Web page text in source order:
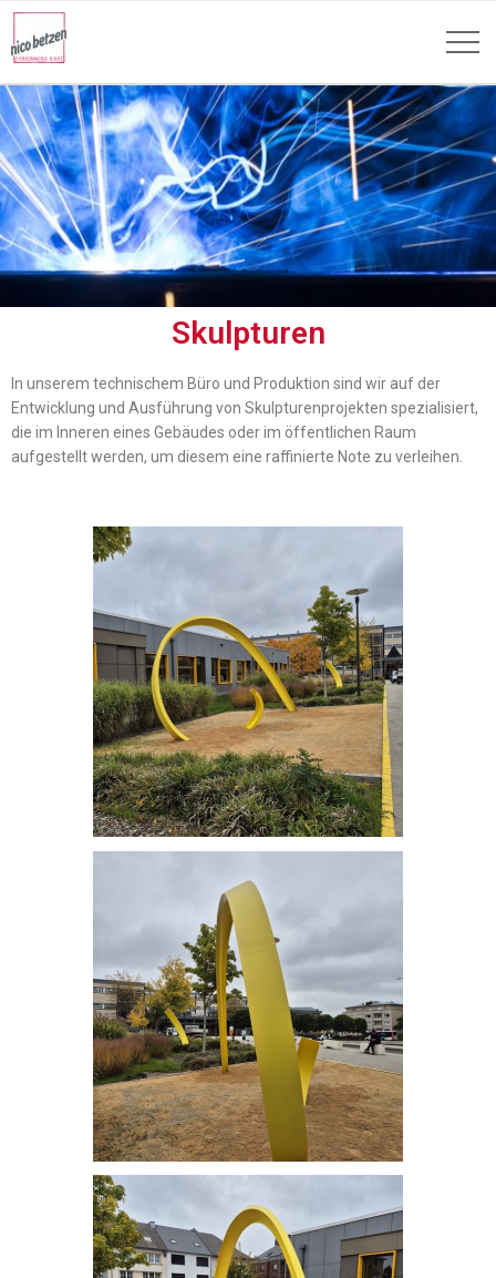
Skulpturen
In unserem technischem Büro und Produktion sind wir auf der
Entwicklung und Ausführung von Skulpturenprojekten spezialisiert,
die im Inneren eines Gebäudes oder im öffentlichen Raum
aufgestellt werden, um diesem eine raffinierte Note zu verleihen.